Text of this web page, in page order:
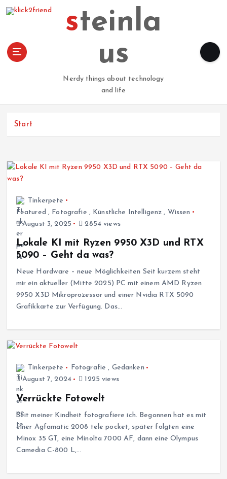
steinla
us
Nerdy things about technology
and life
Start
Tinkerpete
Featured , Fotografie , Künstliche Intelligenz , Wissen
August 3, 2025
2854 views
Lokale KI mit Ryzen 9950 X3D und RTX
5090 – Geht da was?
Neue Hardware – neue Möglichkeiten Seit kurzem steht
mir ein aktueller (Mitte 2025) PC mit einem AMD Ryzen
9950 X3D Mikroprozessor und einer Nvidia RTX 5090
Grafikkarte zur Verfügung. Das…
Tinkerpete Fotografie , Gedanken
August 7, 2024
1225 views
Verrückte Fotowelt
Seit meiner Kindheit fotografiere ich. Begonnen hat es mit
einer Agfamatic 2008 tele pocket, später folgten eine
Minox 35 GT, eine Minolta 7000 AF, dann eine Olympus
Camedia C-800 L,…